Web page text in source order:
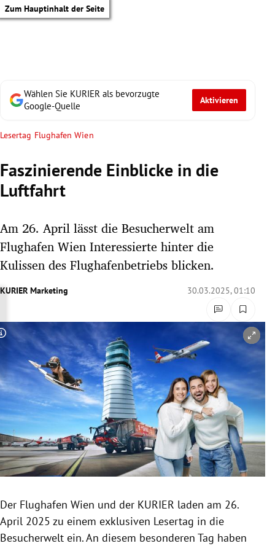
Zum Hauptinhalt der Seite
Untermenü
Untermenü
Untermenü
Untermenü
Untermenü
Untermenü
Untermenü
Untermenü
Wählen Sie KURIER als bevorzugte
Google-Quelle
Aktivieren
Lesertag Flughafen Wien
Faszinierende Einblicke in die
Luftfahrt
Am 26. April lässt die Besucherwelt am
Flughafen Wien Interessierte hinter die
Kulissen des Flughafenbetriebs blicken.
KURIER Marketing 30.03.2025, 01:10
Copyright-Hinweis öffnen/schließen
Der Flughafen Wien und der KURIER laden am 26.
April 2025 zu einem exklusiven Lesertag in die
Besucherwelt ein. An diesem besonderen Tag haben